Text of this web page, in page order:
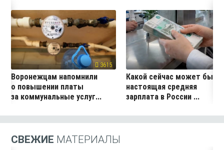
3615
Воронежцам напомнили
о повышении платы
за коммунальные услуг...
Какой сейчас может быть
настоящая средняя
зарплата в России ...
СВЕЖИЕ МАТЕРИАЛЫ